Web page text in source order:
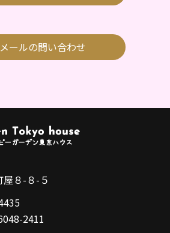
メールの問い合わせ
８-８-５
2411